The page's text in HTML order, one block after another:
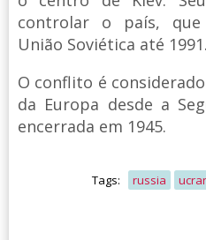
controlar o país,
União Soviética até 1991.
O conflito é
da Europa desde a
encerrada em 1945.
Tags: russia